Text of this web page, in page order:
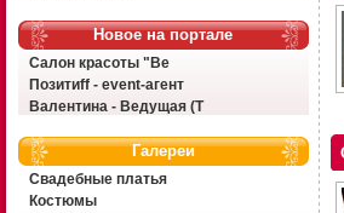
Новое на портале
Салон красоты "Ве
Позитиff - event-агент
Валентина - Ведущая (Т
Галереи
Свадебные платья
Костюмы